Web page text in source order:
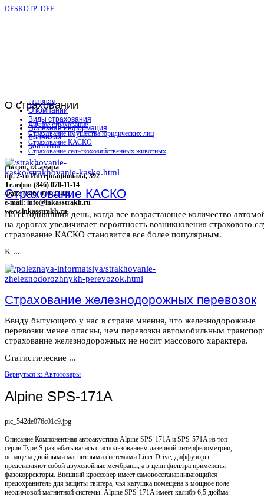
DESKOTP_OFF
О страховании
Личное страхование
Страхование имущества юридических лиц
Страхование КАСКО
Страхование сельскохозяйственных животных
Россия, г.Самара
пр. 2-го Интернационала, 392
Телефон (846) 070-11-14
Факс (846) 070-23-96
e-mail: info@inkasstrakh.ru
www.inkasstrakh.ru
Главная
О компании
Виды страхования
Полезная информация
Лицензии
Контакты
Страхование КАСКО
На сегодняшний день, когда все возрастающее количество
на дорогах увеличивает вероятность возникновения страхового
страхование КАСКО становится все более популярным.
К ...
Страхование железнодорожных перевозок
Ввиду бытующего у нас в стране мнения, что железнодорожные
перевозки менее опасны, чем перевозки автомобильным
страхование железнодорожных не носит массового характера.
Статистические ...
Вернуться к: Автотовары
Alpine SPS-171A
pic_542de076c01c9.jpg
Описание Компонентная автоакустика Alpine SPS-171A и SPS-571A из топ-
серии Type-S разрабатывалась с использованием лазерной интерферометрии,
оснащена двойными магнитными системами Liner Drive, диффузоры
представляют собой двухслойные мембраны, а в цепи фильтра применены
фазокорректоры. Внешний кроссовер имеет самовосстанавливающийся
предохранитель для защиты твитера, чья катушка помещена в мощное поле
неодимовой магнитной системы. Alpine SPS-171A имеет калибр 6,5 дюйма.